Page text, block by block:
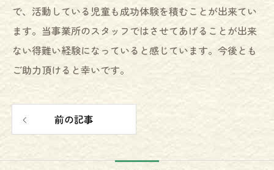
で、活動している児童も成功体験を積むことが出来てい
ます。当事業所のスタッフではさせてあげることが出来
ない得難い経験になっていると感じています。今後とも
ご助力頂けると幸いです。
前の記事